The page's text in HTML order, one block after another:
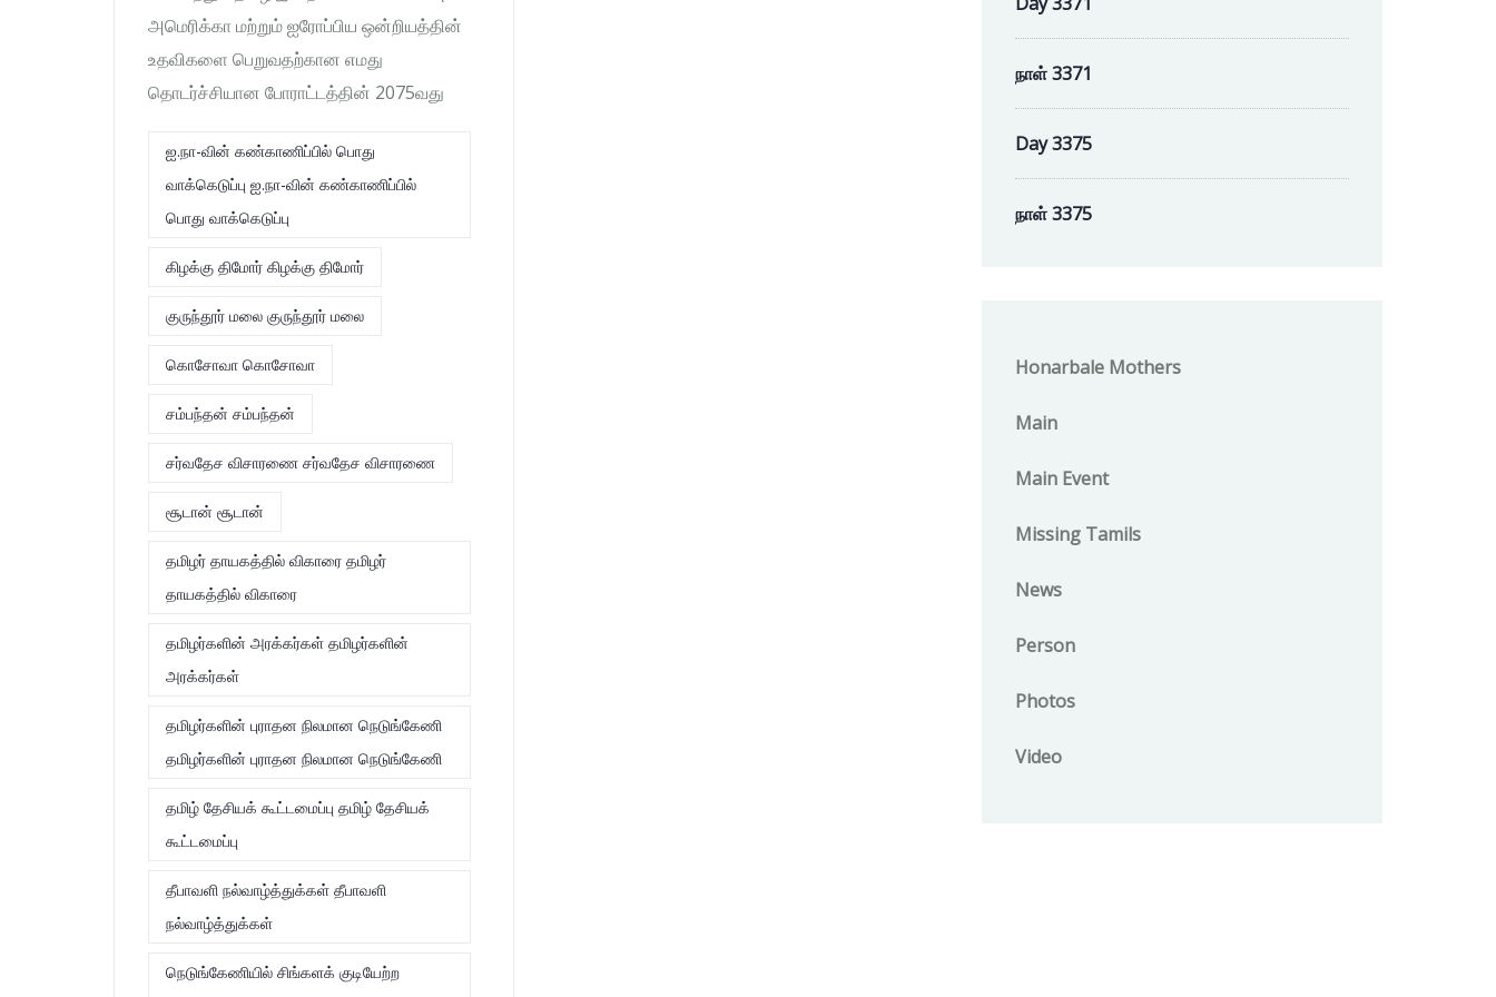
அமெரிக்கா மற்றும் ஐரோப்பிய ஒன்றியத்தின்
உதவிகளை பெறுவதற்கான எமது
தொடர்ச்சியான போராட்டத்தின் 2075வது
ஐ.நா-வின் கண்காணிப்பில் பொது
வாக்கெடுப்பு ஐ.நா-வின் கண்காணிப்பில்
பொது வாக்கெடுப்பு
கிழக்கு திமோர் கிழக்கு திமோர்
குருந்தூர் மலை குருந்தூர் மலை
கொசோவா கொசோவா
சம்பந்தன் சம்பந்தன்
சர்வதேச விசாரணை சர்வதேச விசாரணை
சூடான் சூடான்
தமிழர் தாயகத்தில் விகாரை தமிழர்
தாயகத்தில் விகாரை
தமிழர்களின் அரக்கர்கள் தமிழர்களின்
அரக்கர்கள்
தமிழர்களின் புராதன நிலமான நெடுங்கேணி
தமிழர்களின் புராதன நிலமான நெடுங்கேணி
தமிழ் தேசியக் கூட்டமைப்பு தமிழ் தேசியக்
கூட்டமைப்பு
தீபாவளி நல்வாழ்த்துக்கள் தீபாவளி
நல்வாழ்த்துக்கள்
நெடுங்கேணியில் சிங்களக் குடியேற்ற
நாள் 3371
Day 3375
நாள் 3375
Honarbale Mothers
Main
Main Event
Missing Tamils
News
Person
Photos
Video